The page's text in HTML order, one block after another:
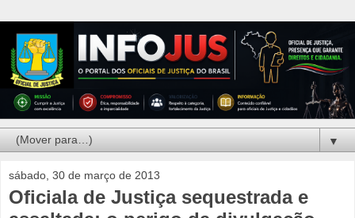
▼
sábado, 30 de março de 2013
Oficiala de Justiça sequestrada e